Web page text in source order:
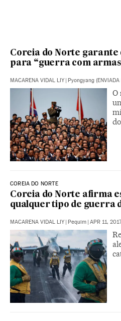
Coreia do Norte
para “guerra com
MACARENA VIDAL LIY | Pyongyang (ENVIADA
O
COREIA DO NORTE
Coreia do Norte afirma
qualquer tipo de guerra
MACARENA VIDAL LIY | Pequim | APR 11,